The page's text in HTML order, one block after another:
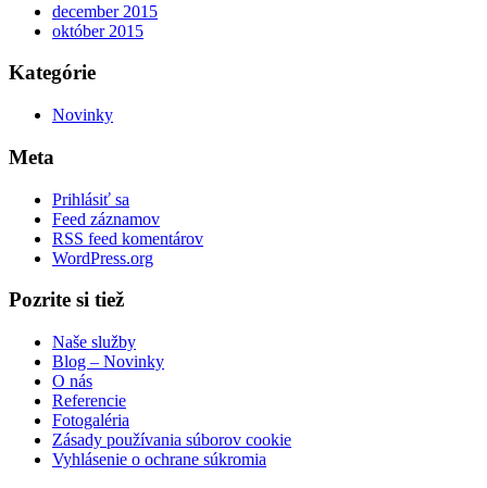
december 2015
október 2015
Kategórie
Novinky
Meta
Prihlásiť sa
Feed záznamov
RSS feed komentárov
WordPress.org
Pozrite si tiež
Naše služby
Blog – Novinky
O nás
Referencie
Fotogaléria
Zásady používania súborov cookie
Vyhlásenie o ochrane súkromia